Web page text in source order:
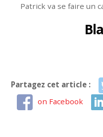
Patrick va se faire un
Partagez cet article :
on Facebook